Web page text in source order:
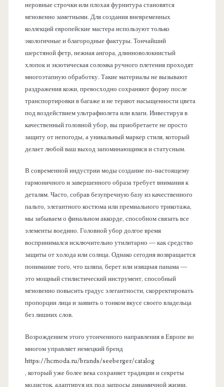
неровные строчки или плохая фурнитура становятся
мгновенно заметными. Для создания вневременных
коллекций европейские мастера используют только
экологичные и благородные фактуры. Тончайший
шерстяной фетр, нежная ангора, длинноволокнистый
хлопок и экзотическая соломка ручного плетения проходят
многоэтапную обработку. Такие материалы не вызывают
раздражения кожи, превосходно сохраняют форму после
транспортировки в багаже и не теряют насыщенности цвета
под воздействием ультрафиолета или влаги. Инвестируя в
качественный головной убор, вы приобретаете не просто
защиту от непогоды, а уникальный маркер стиля, который
делает любой ваш выход запоминающимся и статусным.
В современной индустрии моды создание по-настоящему
гармоничного и завершенного образа требует внимания к
деталям. Часто, собрав безупречную базу из качественного
пальто, элегантного костюма или премиального трикотажа,
мы забываем о финальном аккорде, способном связать все
элементы воедино. Головной убор долгое время
воспринимался исключительно утилитарно — как средство
защиты от холода или солнца. Однако сегодня возвращается
понимание того, что шляпа, берет или изящная панама —
это мощный стилистический инструмент, способный
мгновенно повысить градус элегантности, скорректировать
пропорции лица и заявить о тонком вкусе своего владельца
без лишних слов.
Возрождением этого утонченного направления в Европе во
многом управляет немецкий бренд
https://hcmoda.ru/brands/seeberger/catalog
, который уже более века сохраняет традиции и секреты
модисток, адаптируя их под запросы динамичной жизни.